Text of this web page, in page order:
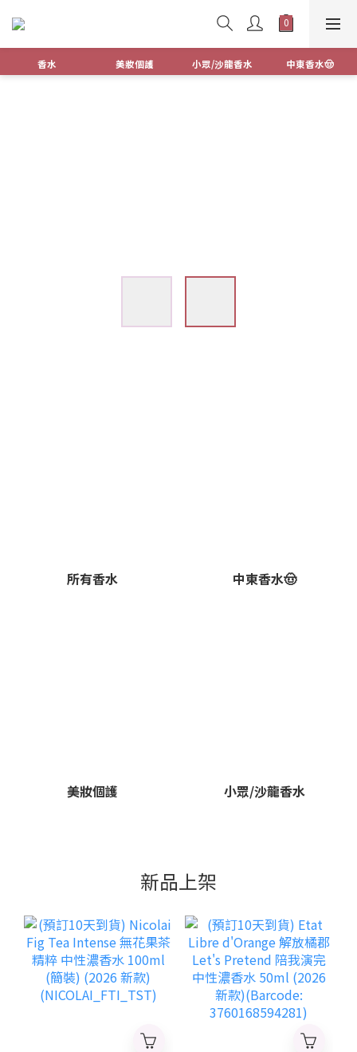
香水 美妝個護 小眾/沙龍香水 中東香水🤠
所有香水 中東香水🤠
美妝個護 小眾/沙龍香水
新品上架